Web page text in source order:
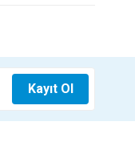
Kayıt Ol